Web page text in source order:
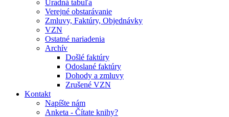
Úradná tabuľa
Verejné obstarávanie
Zmluvy, Faktúry, Objednávky
VZN
Ostatné nariadenia
Archív
Došlé faktúry
Odoslané faktúry
Dohody a zmluvy
Zrušené VZN
Kontakt
Napíšte nám
Anketa - Čítate knihy?